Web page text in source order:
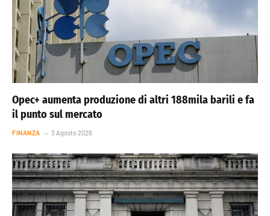
Opec+ aumenta produzione di altri 188mila barili e fa
il punto sul mercato
FINANZA 3 Agosto 2026